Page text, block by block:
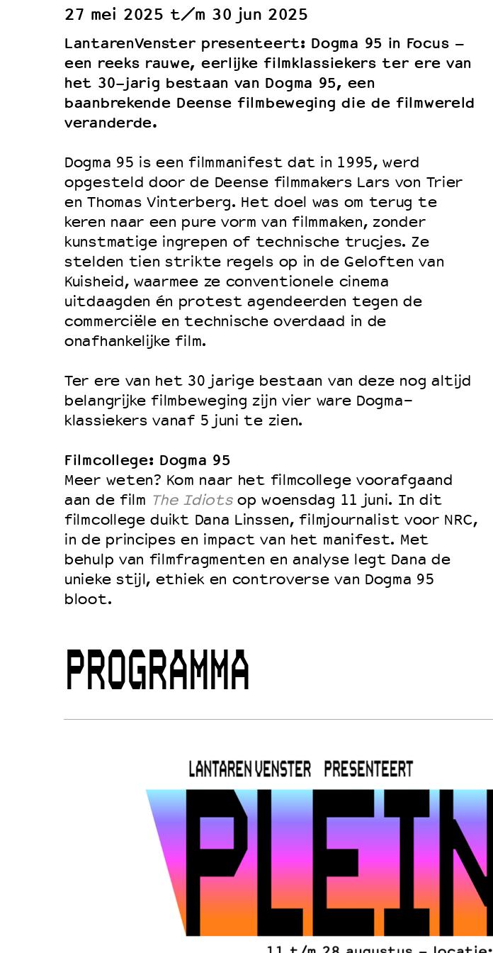
Duurzaamheid
Culturele boycot Israël
Ruimte voor artistieke vrijheid – VNPF
27 mei 2025 t/m 30 jun 2025
LantarenVenster presenteert: Dogma 95 in Focus –
een reeks rauwe, eerlijke filmklassiekers ter ere van
het 30-jarig bestaan van Dogma 95, een
baanbrekende Deense filmbeweging die de filmwereld
veranderde.
Dogma 95 is een filmmanifest dat in 1995, werd
opgesteld door de Deense filmmakers Lars von Trier
en Thomas Vinterberg. Het doel was om terug te
keren naar een pure vorm van filmmaken, zonder
kunstmatige ingrepen of technische trucjes. Ze
stelden tien strikte regels op in de Geloften van
Kuisheid, waarmee ze conventionele cinema
uitdaagden én protest agendeerden tegen de
commerciële en technische overdaad in de
onafhankelijke film.
Ter ere van het 30 jarige bestaan van deze nog altijd
belangrijke filmbeweging zijn vier ware Dogma-
klassiekers vanaf 5 juni te zien.
Filmcollege: Dogma 95
Meer weten? Kom naar het filmcollege voorafgaand
aan de film The Idiotsop woensdag 11 juni. In dit
filmcollege duikt Dana Linssen, filmjournalist voor NRC,
in de principes en impact van het manifest. Met
behulp van filmfragmenten en analyse legt Dana de
unieke stijl, ethiek en controverse van Dogma 95
bloot.
PROGRAMMA